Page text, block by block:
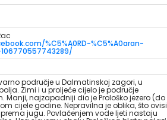
%C5%A0RD-%C5%A0aran-
106770557743289/
područje u Dalmatinskoj zagori, u
Zimi i u proljeće cijelo je područje
najzapadniji dio je Prološko jezero (do
cijele godine. Nepravilna je oblika, što ovisi
jugu. Povlačenjem vode ljeti nastaju